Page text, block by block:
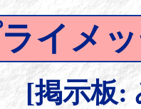
イメ
[掲示板: